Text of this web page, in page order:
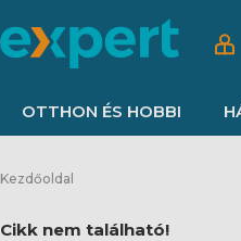
OTTHON ÉS HOBBI
Kezdőoldal
Cikk nem található!